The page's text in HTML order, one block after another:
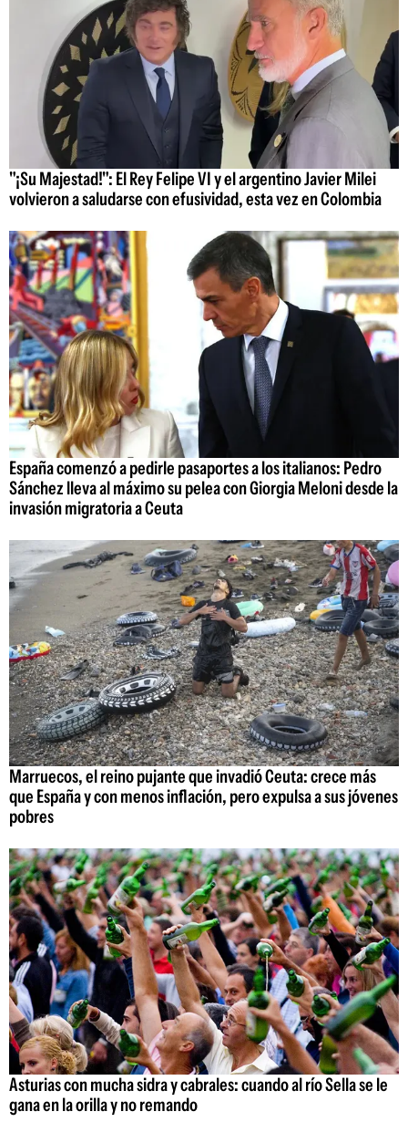
"¡Su Majestad!": El Rey Felipe VI y el argentino Javier Milei
volvieron a saludarse con efusividad, esta vez en Colombia
España comenzó a pedirle pasaportes a los italianos: Pedro
Sánchez lleva al máximo su pelea con Giorgia Meloni desde la
invasión migratoria a Ceuta
Marruecos, el reino pujante que invadió Ceuta: crece más
que España y con menos inflación, pero expulsa a sus jóvenes
pobres
Asturias con mucha sidra y cabrales: cuando al río Sella se le
gana en la orilla y no remando